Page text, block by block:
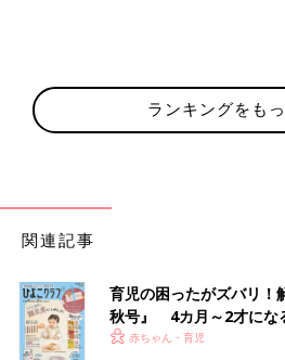
ランキングをも
関連記事
育児の困ったがズバリ！
秋号』 4カ月～2才にな
いっぱい！
赤ちゃん・育児